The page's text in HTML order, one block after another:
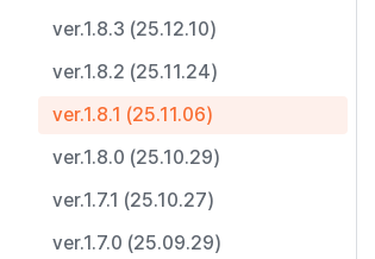
ver.1.8.3 (25.12.10)
ver.1.8.2 (25.11.24)
ver.1.8.1 (25.11.06)
ver.1.8.0 (25.10.29)
ver.1.7.1 (25.10.27)
ver.1.7.0 (25.09.29)